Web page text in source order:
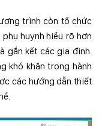
trình còn tổ chức
huynh hiểu rõ hơn
gắn kết các gia đình.
khó khăn trong hành
các hướng dẫn thiết